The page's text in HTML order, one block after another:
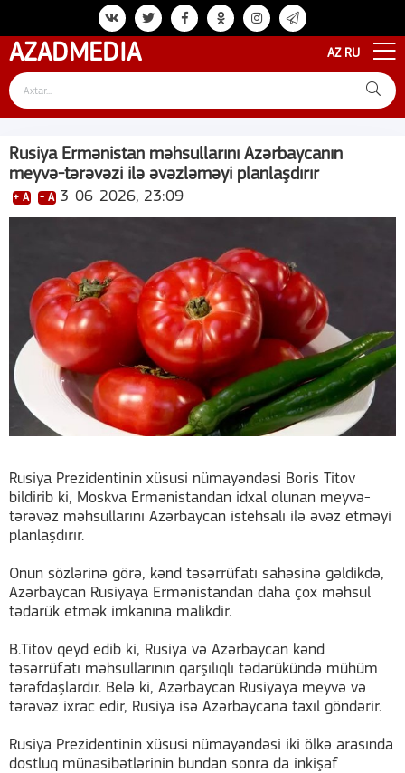
AZADMEDIA AZ RU
Rusiya Ermənistan məhsullarını Azərbaycanın
meyvə-tərəvəzi ilə əvəzləməyi planlaşdırır
+ A - A 3-06-2026, 23:09
Rusiya Prezidentinin xüsusi nümayəndəsi Boris Titov
bildirib ki, Moskva Ermənistandan idxal olunan meyvə-
tərəvəz məhsullarını Azərbaycan istehsalı ilə əvəz etməyi
planlaşdırır.
Onun sözlərinə görə, kənd təsərrüfatı sahəsinə gəldikdə,
Azərbaycan Rusiyaya Ermənistandan daha çox məhsul
tədarük etmək imkanına malikdir.
B.Titov qeyd edib ki, Rusiya və Azərbaycan kənd
təsərrüfatı məhsullarının qarşılıqlı tədarükündə mühüm
tərəfdaşlardır. Belə ki, Azərbaycan Rusiyaya meyvə və
tərəvəz ixrac edir, Rusiya isə Azərbaycana taxıl göndərir.
Rusiya Prezidentinin xüsusi nümayəndəsi iki ölkə arasında
dostluq münasibətlərinin bundan sonra da inkişaf